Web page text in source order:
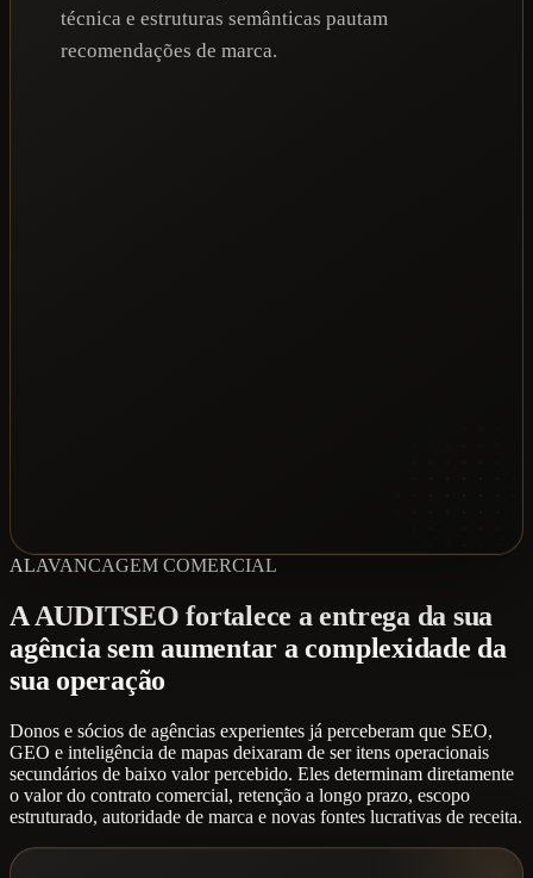
técnica e estruturas semânticas pautam
recomendações de marca.
ALAVANCAGEM COMERCIAL
A AUDITSEO fortalece a entrega da sua
agência sem aumentar a complexidade da
sua operação
Donos e sócios de agências experientes já perceberam que SEO,
GEO e inteligência de mapas deixaram de ser itens operacionais
secundários de baixo valor percebido. Eles determinam diretamente
o valor do contrato comercial, retenção a longo prazo, escopo
estruturado, autoridade de marca e novas fontes lucrativas de receita.